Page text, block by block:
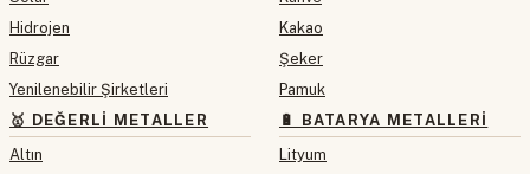
Hidrojen
Rüzgar
Yenilenebilir Şirketleri
🥇 DEĞERLI METALLER
Altın
Kakao
Şeker
Pamuk
🔋 BATARYA METALLERI
Lityum